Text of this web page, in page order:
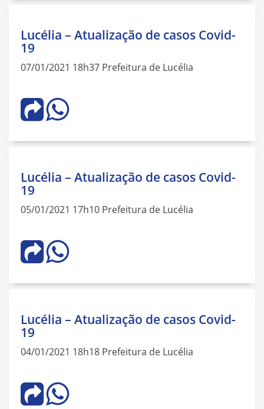
Lucélia – Atualização de casos Covid-
19
07/01/2021 18h37 Prefeitura de Lucélia
Lucélia – Atualização de casos Covid-
19
05/01/2021 17h10 Prefeitura de Lucélia
Lucélia – Atualização de casos Covid-
19
04/01/2021 18h18 Prefeitura de Lucélia